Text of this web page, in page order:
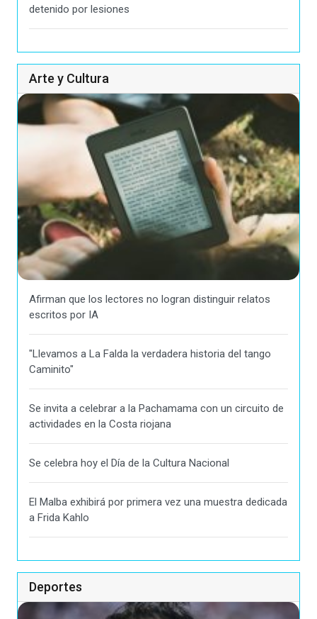
detenido por lesiones
Arte y Cultura
Afirman que los lectores no logran distinguir relatos
escritos por IA
"Llevamos a La Falda la verdadera historia del tango
Caminito"
Se invita a celebrar a la Pachamama con un circuito de
actividades en la Costa riojana
Se celebra hoy el Día de la Cultura Nacional
El Malba exhibirá por primera vez una muestra dedicada
a Frida Kahlo
Deportes